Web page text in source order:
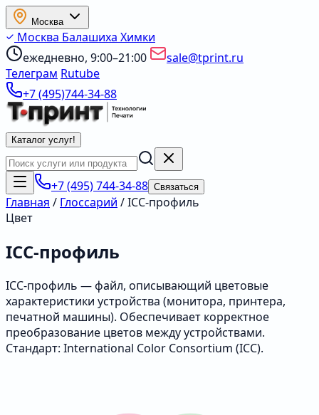
Москва
Москва Балашиха Химки
ежедневно, 9:00–21:00
sale@tprint.ru
Телеграм Rutube
+7 (495)744-34-88
Каталог услуг!
+7 (495) 744-34-88 Связаться
Главная / Глоссарий /ICC-профиль
Цвет
ICC-профиль
ICC-профиль — файл, описывающий цветовые
характеристики устройства (монитора, принтера,
печатной машины). Обеспечивает корректное
преобразование цветов между устройствами.
Стандарт: International Color Consortium (ICC).